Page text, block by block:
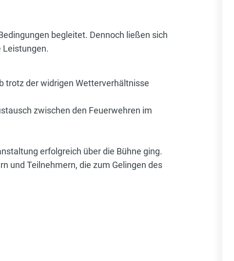
begleitet. Dennoch ließen sich
Leistungen.
trotz der widrigen Wetterverhältnisse
zwischen den Feuerwehren im
erfolgreich über die Bühne ging.
und Teilnehmern, die zum Gelingen des